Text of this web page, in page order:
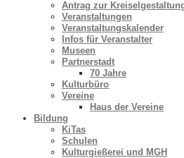
Antrag zur
Veranstaltungen
Veranstaltungskalender
Infos für Veranstalter
Museen
Partnerstadt
70 Jahre
Kulturbüro
Vereine
Haus der Vereine
Bildung
KiTas
Schulen
Kulturgießerei und MGH